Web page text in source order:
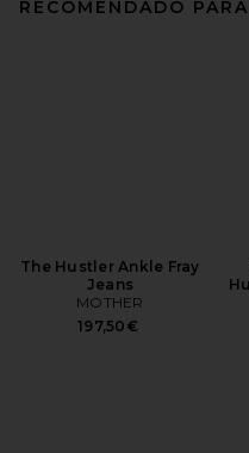
RECOMENDADO
The Hustler Ankle Fray
Jeans
MOTHER
197,50€